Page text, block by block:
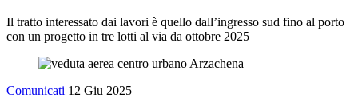
Il tratto interessato dai lavori è quello dall’ingresso sud fino al porto
con un progetto in tre lotti al via da ottobre 2025
Comunicati 12 Giu 2025